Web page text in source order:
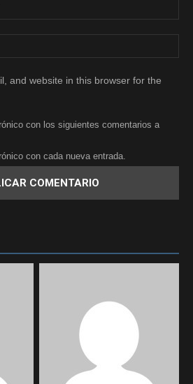
and website in this browser for the
con los siguientes comentarios a
con cada nueva entrada.